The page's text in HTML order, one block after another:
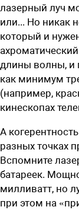
лазерный луч
или... Но никак
который и
длины волны, и
как минимум
(например,
кинескопах
А
разных точках
Вспомните
батареек.
милливатт, но
при этом на